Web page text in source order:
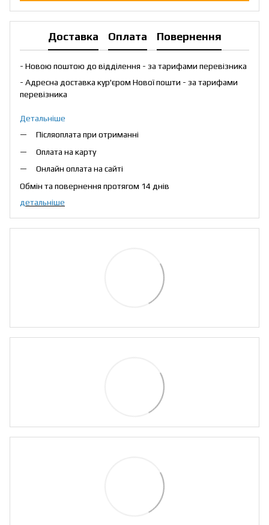
Доставка Оплата Повернення
- Новою поштою до відділення - за тарифами перевізника
- Адресна доставка кур'єром Нової пошти - за тарифами
перевізника
Детальніше
Післяоплата при отриманні
Оплата на карту
Онлайн оплата на сайті
Обмін та повернення протягом 14 днів
детальніше